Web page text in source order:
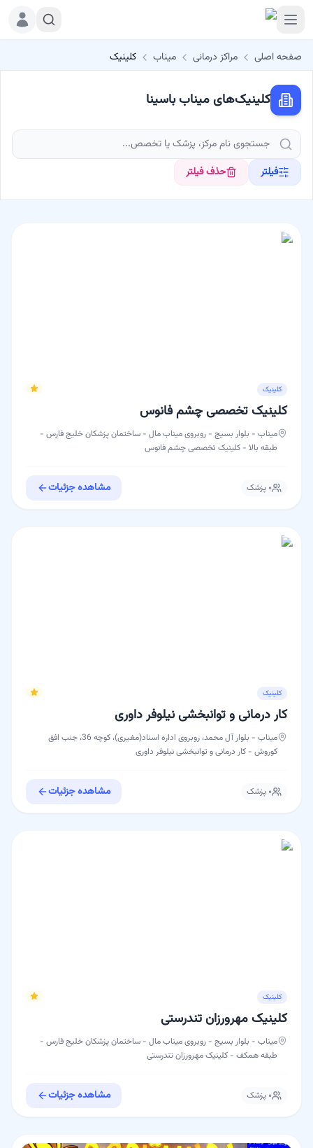
صفحه اصلی مراکز درمانی میناب کلینیک
کلینیک‌های میناب باسینا
جستجوی نام مرکز، پزشک یا تخصص...
فیلتر
حذف فیلتر
کلینیک
کلینیک تخصصی چشم فانوس
میناب - بلوار بسيج - روبروی ميناب مال - ساختمان پزشکان خلیج فارس -
طبقه بالا - کلینیک تخصصی چشم فانوس
۰ پزشک مشاهده جزئیات
کلینیک
کار درمانی و توانبخشی نیلوفر داوری
میناب - بلوار آل محمد، روبروی اداره اسناد(مغیری)، کوچه 36، جنب افق
کوروش - کار درمانی و توانبخشی نیلوفر داوری
۰ پزشک مشاهده جزئیات
کلینیک
کلینیک مهرورزان تندرستی
میناب - بلوار بسيج - روبروی ميناب مال - ساختمان پزشکان خلیج فارس -
طبقه همکف - کلینیک مهرورزان تندرستی
۰ پزشک مشاهده جزئیات